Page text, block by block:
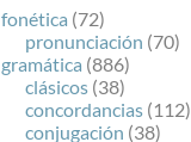
fonética (72)
pronunciación (70)
gramática (886)
clásicos (38)
concordancias (112)
conjugación (38)